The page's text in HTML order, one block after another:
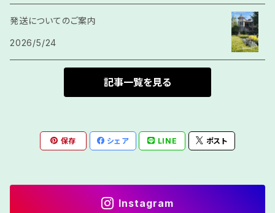
発送についてのご案内
2026/5/24
記事一覧を見る
保存 シェア LINE ポスト
Instagram